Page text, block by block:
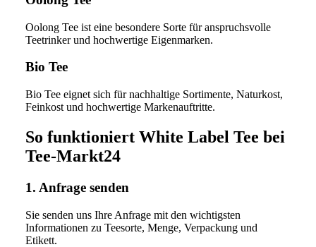
Oolong Tee ist eine besondere Sorte für anspruchsvolle
Teetrinker und hochwertige Eigenmarken.
Bio Tee
Bio Tee eignet sich für nachhaltige Sortimente, Naturkost,
Feinkost und hochwertige Markenauftritte.
So funktioniert White Label Tee bei
Tee-Markt24
1. Anfrage senden
Sie senden uns Ihre Anfrage mit den wichtigsten
Informationen zu Teesorte, Menge, Verpackung und
Etikett.